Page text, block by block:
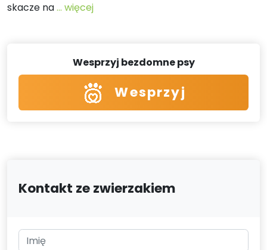
skacze na... więcej
Wesprzyj bezdomne psy
Wesprzyj
Kontakt ze zwierzakiem